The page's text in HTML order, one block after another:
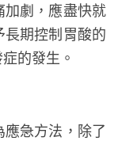
加劇，應盡快就
期控制胃酸的
的發生。
急方法，除了